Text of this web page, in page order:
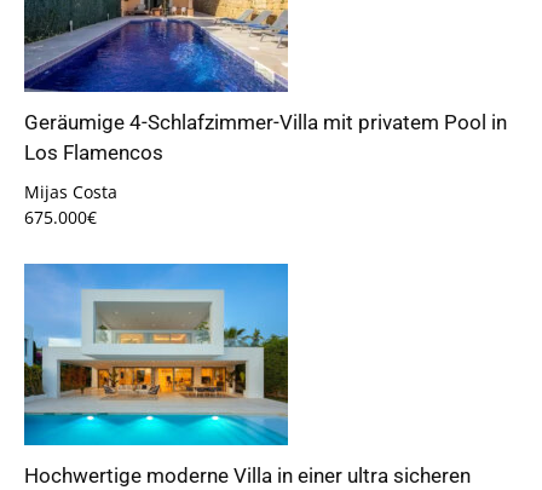
Geräumige 4-Schlafzimmer-Villa mit privatem Pool in
Los Flamencos
Mijas Costa
675.000€
Hochwertige moderne Villa in einer ultra sicheren